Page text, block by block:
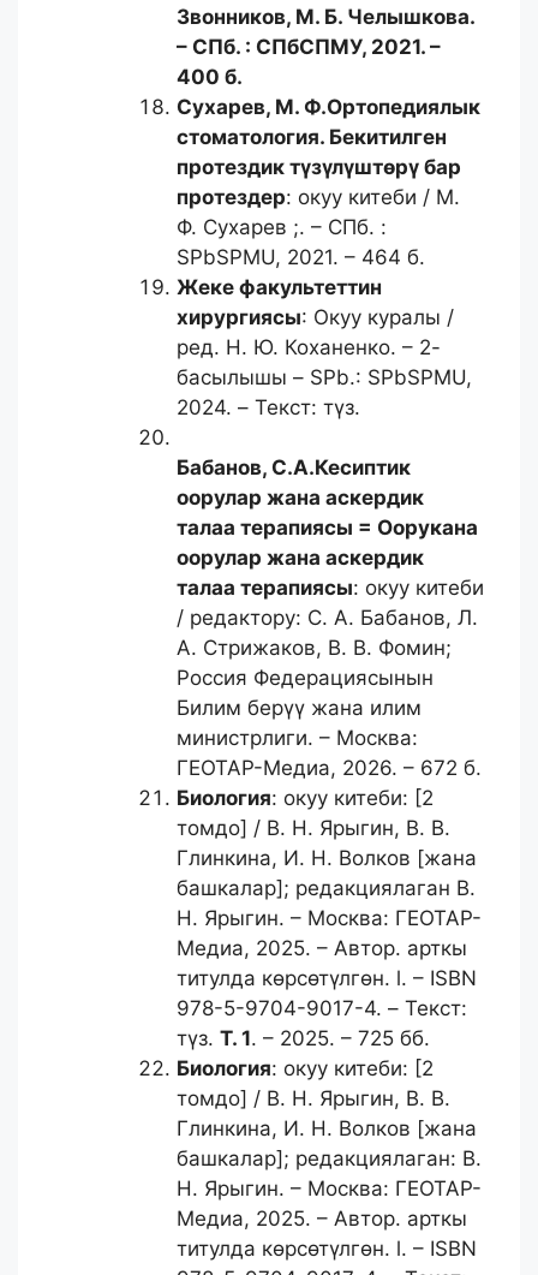
Звонников, М. Б. Челышкова.
– СПб. : СПбСПМУ, 2021. –
400 б.
Сухарев, М. Ф.Ортопедиялык
стоматология. Бекитилген
протездик түзүлүштөрү бар
протездер: окуу китеби / М.
Ф. Сухарев ;. – СПб. :
SPbSPMU, 2021. – 464 б.
Жеке факультеттин
хирургиясы: Окуу куралы /
ред. Н. Ю. Коханенко. – 2-
басылышы – SPb.: SPbSPMU,
2024. – Текст: түз.
Бабанов, С.А.Кесиптик
оорулар жана аскердик
талаа терапиясы = Оорукана
оорулар жана аскердик
талаа терапиясы: окуу китеби
/ редактору: С. А. Бабанов, Л.
А. Стрижаков, В. В. Фомин;
Россия Федерациясынын
Билим берүү жана илим
министрлиги. – Москва:
ГЕОТАР-Медиа, 2026. – 672 б.
Биология: окуу китеби: [2
томдо] / В. Н. Ярыгин, В. В.
Глинкина, И. Н. Волков [жана
башкалар]; редакциялаган В.
Н. Ярыгин. – Москва: ГЕОТАР-
Медиа, 2025. – Автор. арткы
титулда көрсөтүлгөн. l. – ISBN
978-5-9704-9017-4. – Текст:
түз. Т. 1. – 2025. – 725 бб.
Биология: окуу китеби: [2
томдо] / В. Н. Ярыгин, В. В.
Глинкина, И. Н. Волков [жана
башкалар]; редакциялаган: В.
Н. Ярыгин. – Москва: ГЕОТАР-
Медиа, 2025. – Автор. арткы
титулда көрсөтүлгөн. l. – ISBN